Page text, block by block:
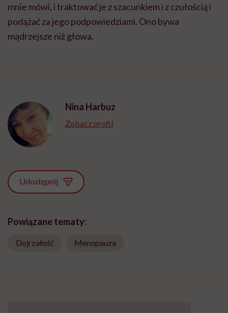
mnie mówi, i traktować je z szacunkiem i z czułością i
podążać za jego podpowiedziami. Ono bywa
mądrzejsze niż głowa.
Nina Harbuz
Zobacz profil
Udostępnij
Powiązane tematy:
Dojrzałość Menopauza